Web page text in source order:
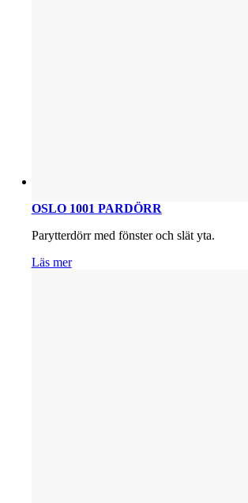
OSLO 1001 PARDÖRR
Parytterdörr med fönster och slät yta.
Läs mer